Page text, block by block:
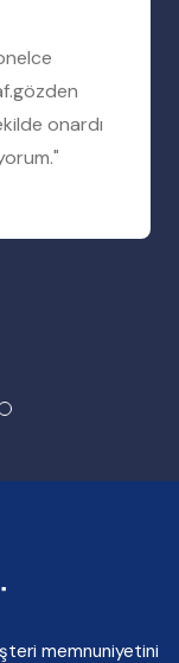
onardı
memnuniyetini